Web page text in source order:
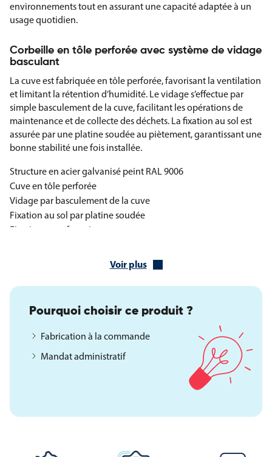
environnements tout en assurant une capacité adaptée à un
usage quotidien.
Corbeille en tôle perforée avec système de vidage
basculant
La cuve est fabriquée en tôle perforée, favorisant la ventilation
et limitant la rétention d’humidité. Le vidage s’effectue par
simple basculement de la cuve, facilitant les opérations de
maintenance et de collecte des déchets. La fixation au sol est
assurée par une platine soudée au piètement, garantissant une
bonne stabilité une fois installée.
Structure en acier galvanisé peint RAL 9006
Cuve en tôle perforée
Vidage par basculement de la cuve
Fixation au sol par platine soudée
Fixations non fournies
Caractéristiques techniques de la corbeille
une capacité confortable tout en conservant un
encombrement maîtrisé.
Longueur : 425 mm
Diamètre : 385 mm
Cette corbeille sur pied constitue une solution fiable et
Voir plus
Pourquoi choisir ce produit ?
Fabrication à la commande
Mandat administratif